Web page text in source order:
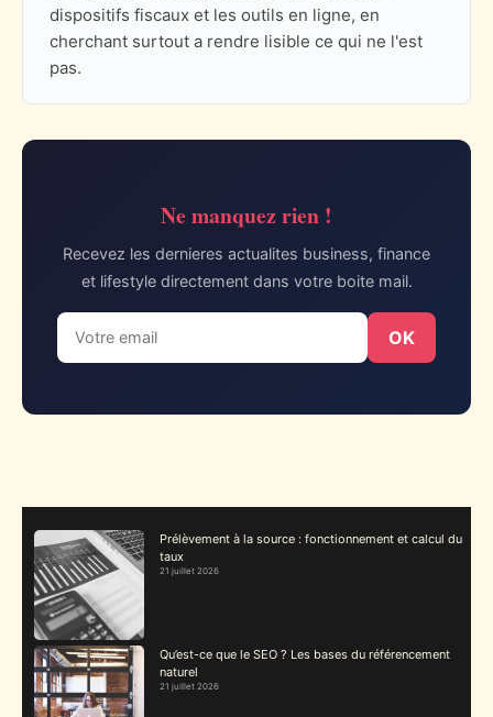
dispositifs fiscaux et les outils en ligne, en
cherchant surtout a rendre lisible ce qui ne l'est
pas.
Ne manquez rien !
Recevez les dernieres actualites business, finance
et lifestyle directement dans votre boite mail.
OK
Prélèvement à la source : fonctionnement et calcul du
taux
21 juillet 2026
Qu’est-ce que le SEO ? Les bases du référencement
naturel
21 juillet 2026